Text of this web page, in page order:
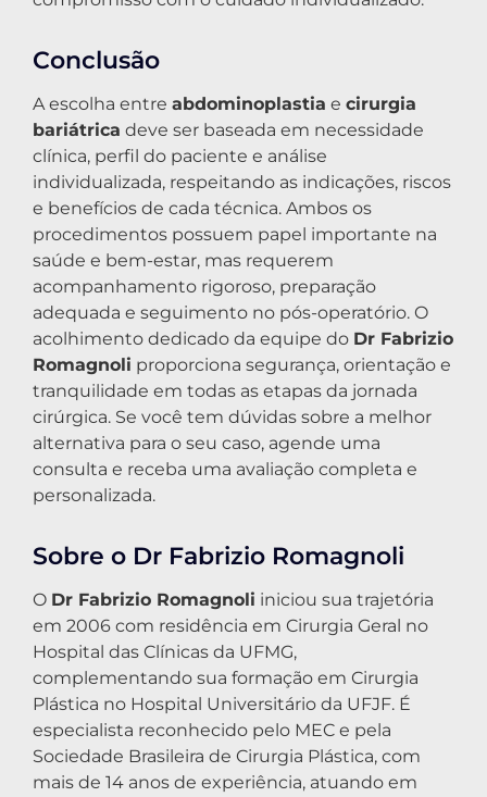
Conclusão
A escolha entre abdominoplastia e cirurgia
bariátrica deve ser baseada em necessidade
clínica, perfil do paciente e análise
individualizada, respeitando as indicações, riscos
e benefícios de cada técnica. Ambos os
procedimentos possuem papel importante na
saúde e bem-estar, mas requerem
acompanhamento rigoroso, preparação
adequada e seguimento no pós-operatório. O
acolhimento dedicado da equipe do Dr Fabrizio
Romagnoli proporciona segurança, orientação e
tranquilidade em todas as etapas da jornada
cirúrgica. Se você tem dúvidas sobre a melhor
alternativa para o seu caso, agende uma
consulta e receba uma avaliação completa e
personalizada.
Sobre o Dr Fabrizio Romagnoli
O Dr Fabrizio Romagnoli iniciou sua trajetória
em 2006 com residência em Cirurgia Geral no
Hospital das Clínicas da UFMG,
complementando sua formação em Cirurgia
Plástica no Hospital Universitário da UFJF. É
especialista reconhecido pelo MEC e pela
Sociedade Brasileira de Cirurgia Plástica, com
mais de 14 anos de experiência, atuando em